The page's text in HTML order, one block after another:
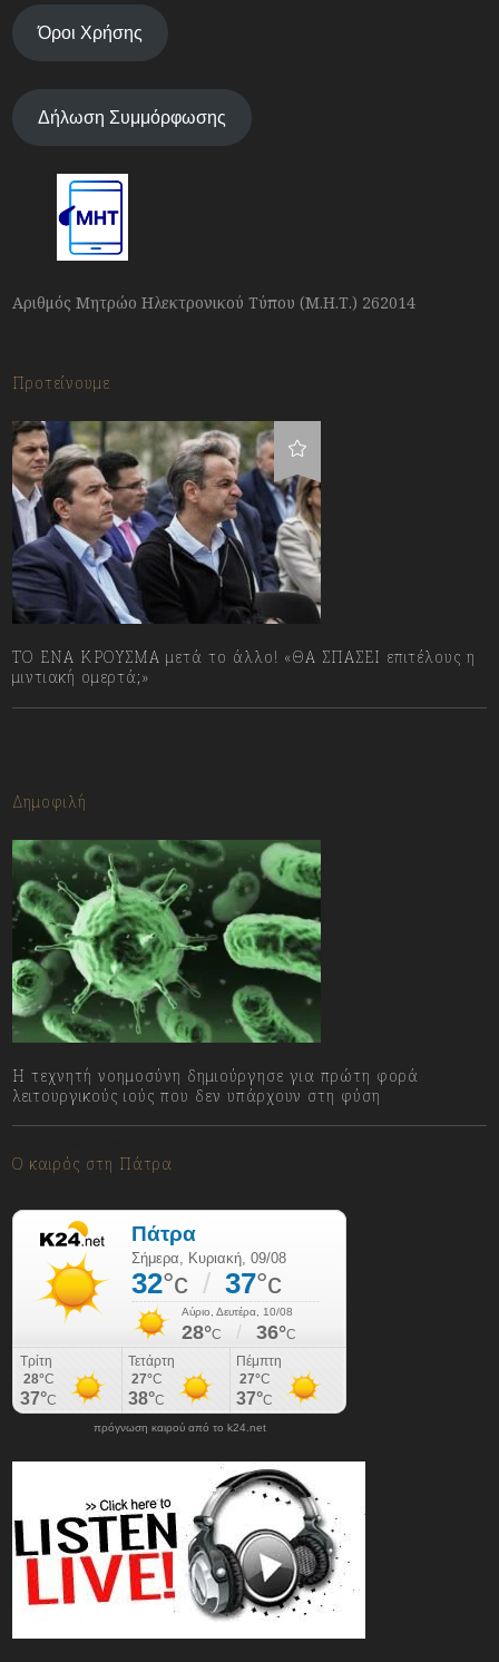
Όροι Χρήσης
Δήλωση Συμμόρφωσης
Αριθμός Μητρώο Ηλεκτρονικού Τύπου (Μ.Η.Τ.) 262014
Προτείνουμε
ΤΟ ΕΝΑ ΚΡΟΥΣΜΑ μετά το άλλο! «ΘΑ ΣΠΑΣΕΙ επιτέλους η
μιντιακή ομερτά;»
Δημοφιλή
Η τεχνητή νοημοσύνη δημιούργησε για πρώτη φορά
λειτουργικούς ιούς που δεν υπάρχουν στη φύση
Ο καιρός στη Πάτρα
πρόγνωση καιρού από το k24.net